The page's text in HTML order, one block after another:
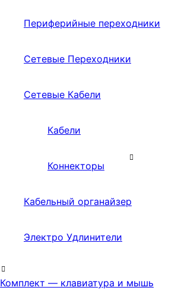
Периферийные переходники
Сетевые Переходники
Сетевые Кабели
Кабели
Коннекторы
Кабельный органайзер
Электро Удлинители
Комплект — клавиатура и мышь